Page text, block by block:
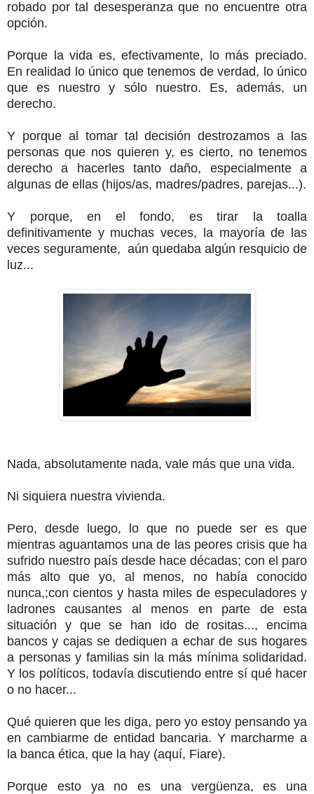
robado por tal desesperanza que no encuentre otra
opción.
Porque la vida es, efectivamente, lo más preciado.
En realidad lo único que tenemos de verdad, lo único
que es nuestro y sólo nuestro. Es, además, un
derecho.
Y porque al tomar tal decisión destrozamos a las
personas que nos quieren y, es cierto, no tenemos
derecho a hacerles tanto daño, especialmente a
algunas de ellas (hijos/as, madres/padres, parejas...).
Y porque, en el fondo, es tirar la toalla
definitivamente y muchas veces, la mayoría de las
veces seguramente, aún quedaba algún resquicio de
luz...
Nada, absolutamente nada, vale más que una vida.
Ni siquiera nuestra vivienda.
Pero, desde luego, lo que no puede ser es que
mientras aguantamos una de las peores crisis que ha
sufrido nuestro país desde hace décadas; con el paro
más alto que yo, al menos, no había conocido
nunca,;con cientos y hasta miles de especuladores y
ladrones causantes al menos en parte de esta
situación y que se han ido de rositas..., encima
bancos y cajas se dediquen a echar de sus hogares
a personas y familias sin la más mínima solidaridad.
Y los políticos, todavía discutiendo entre sí qué hacer
o no hacer...
Qué quieren que les diga, pero yo estoy pensando ya
en cambiarme de entidad bancaria. Y marcharme a
la banca ética, que la hay (aquí, Fiare).
Porque esto ya no es una vergüenza, es una